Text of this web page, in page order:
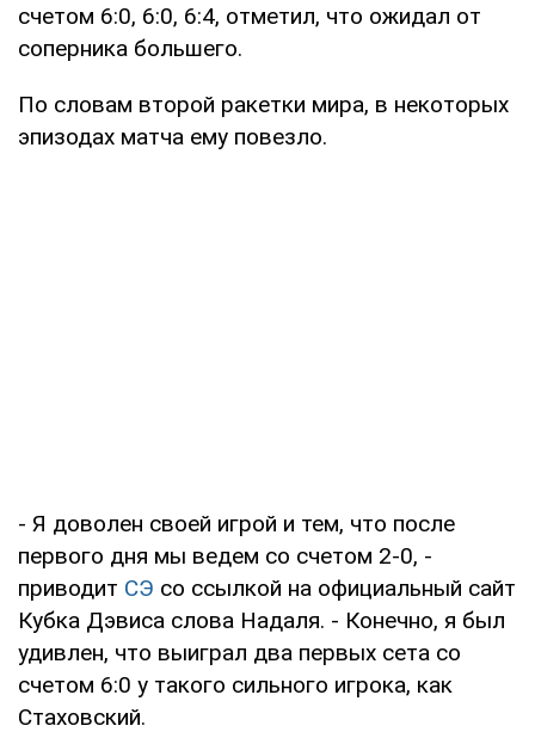
счетом 6:0, 6:0, 6:4, отметил, что ожидал от
соперника большего.
По словам второй ракетки мира, в некоторых
эпизодах матча ему повезло.
- Я доволен своей игрой и тем, что после
первого дня мы ведем со счетом 2-0, -
приводит СЭ со ссылкой на официальный сайт
Кубка Дэвиса слова Надаля. - Конечно, я был
удивлен, что выиграл два первых сета со
счетом 6:0 у такого сильного игрока, как
Стаховский.